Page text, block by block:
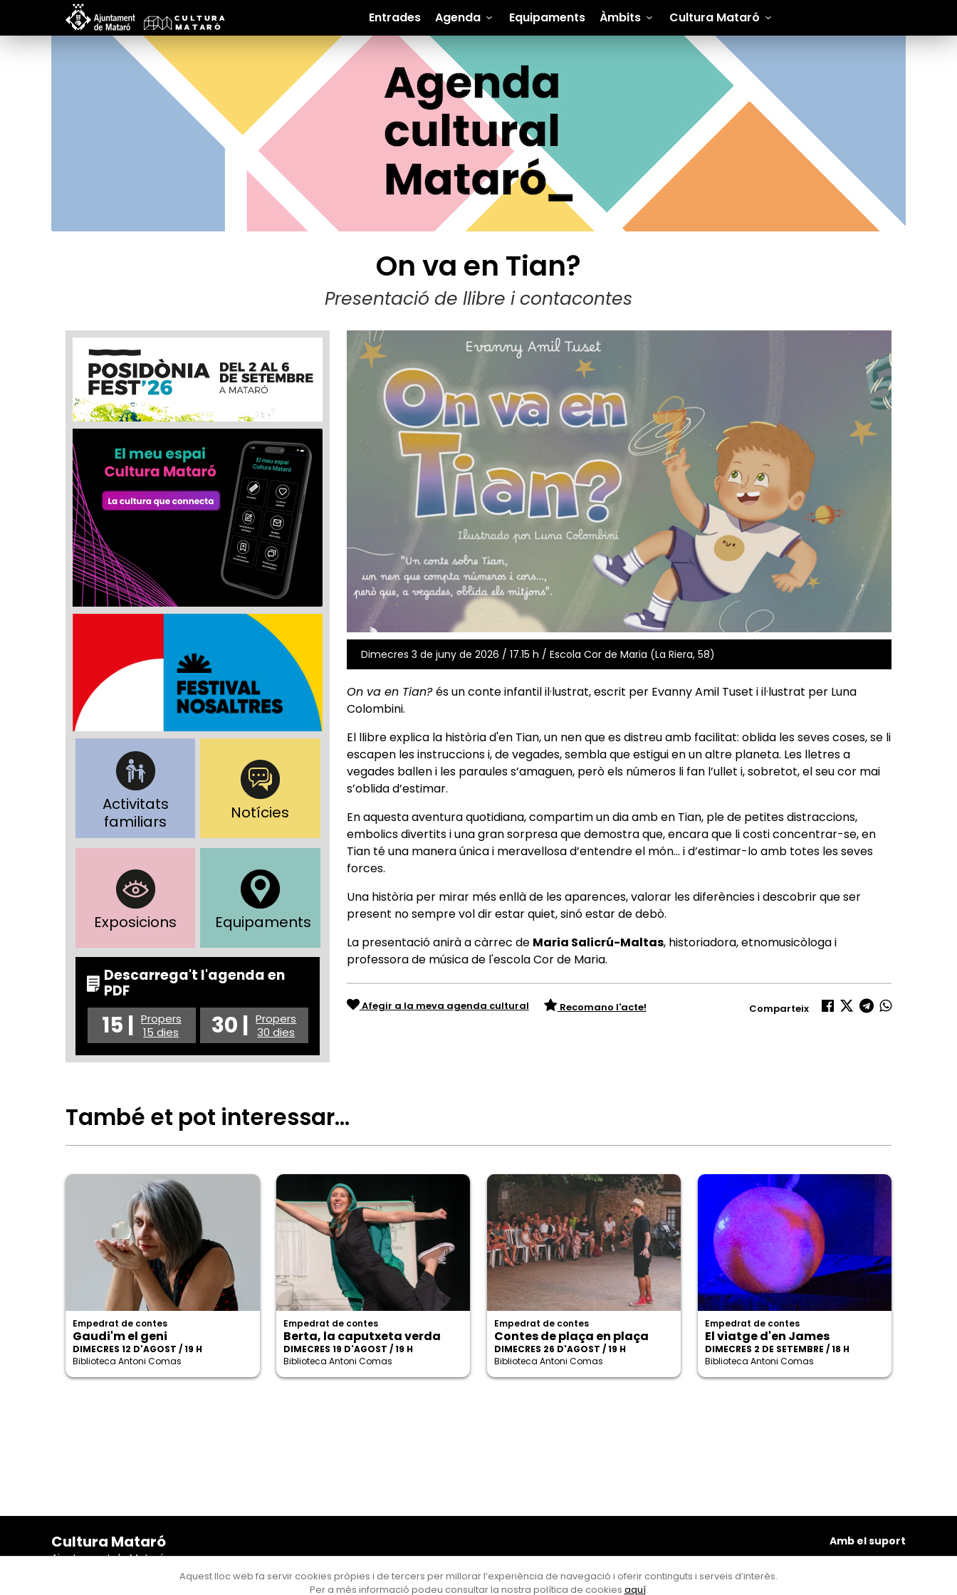
Entrades Agenda Equipaments Àmbits Cultura Mataró
On va en Tian?
Presentació de llibre i contacontes
Activitats
familiars
Notícies
Exposicions Equipaments
Descarrega't l'agenda en
PDF
15 | Propers
15 dies
30 | Propers
30 dies
Dimecres 3 de juny de 2026 / 17.15 h / Escola Cor de Maria (La Riera, 58)
On va en Tian?és un conte infantil il·lustrat, escrit per Evanny Amil Tuset i il·lustrat per Luna
Colombini.
El llibre explica la història d'en Tian, un nen que es distreu amb facilitat: oblida les seves coses, se li
escapen les instruccions i, de vegades, sembla que estigui en un altre planeta. Les lletres a
vegades ballen i les paraules s’amaguen, però els números li fan l’ullet i, sobretot, el seu cor mai
s’oblida d’estimar.
En aquesta aventura quotidiana, compartim un dia amb en Tian, ple de petites distraccions,
embolics divertits i una gran sorpresa que demostra que, encara que li costi concentrar-se, en
Tian té una manera única i meravellosa d’entendre el món… i d’estimar-lo amb totes les seves
forces.
Una història per mirar més enllà de les aparences, valorar les diferències i descobrir que ser
present no sempre vol dir estar quiet, sinó estar de debò.
La presentació anirà a càrrec de Maria Salicrú-Maltas, historiadora, etnomusicòloga i
professora de música de l'escola Cor de Maria.
Afegir a la meva agenda cultural Recomano l'acte! Comparteix
També et pot interessar…
Empedrat de contes
Gaudi'm el geni
DIMECRES 12 D'AGOST / 19 H
Biblioteca Antoni Comas
Empedrat de contes
Berta, la caputxeta verda
DIMECRES 19 D'AGOST / 19 H
Biblioteca Antoni Comas
Empedrat de contes
Contes de plaça en plaça
DIMECRES 26 D'AGOST / 19 H
Biblioteca Antoni Comas
Empedrat de contes
El viatge d'en James
DIMECRES 2 DE SETEMBRE / 18 H
Biblioteca Antoni Comas
Cultura Mataró
Ajuntament de Mataró
C. de Sant Josep, 9 (Mataró, 08302)
Horari d'obertura: dilluns, dimecres i divendres de 10 a
Amb el suport
Aquest lloc web fa servir cookies pròpies i de tercers per millorar l’experiència de navegació i oferir continguts i serveis d’interès.
Per a més informació podeu consultar la nostra política de cookies aquí.